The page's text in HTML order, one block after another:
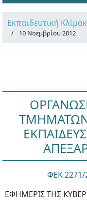
Εκπαιδευτική
10 Νοεμβρίου 2012
ΦΕΚ 2271/
ΕΦΗΜΕΡΙΣ ΤΗΣ